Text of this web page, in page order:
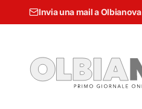
Invia una mail a Olbianova